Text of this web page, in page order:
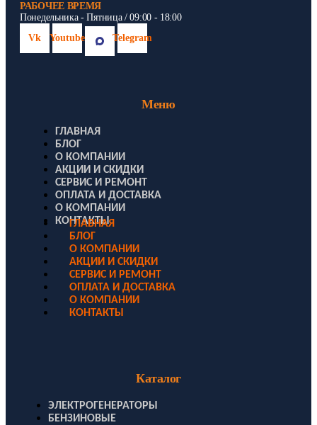
РАБОЧЕЕ ВРЕМЯ
Понедельника - Пятница / 09:00 - 18:00
Vk
Youtube Telegram
Меню
ГЛАВНАЯ
БЛОГ
О КОМПАНИИ
АКЦИИ И СКИДКИ
СЕРВИС И РЕМОНТ
ОПЛАТА И ДОСТАВКА
О КОМПАНИИ
КОНТАКТЫ
ГЛАВНАЯ
БЛОГ
О КОМПАНИИ
АКЦИИ И СКИДКИ
СЕРВИС И РЕМОНТ
ОПЛАТА И ДОСТАВКА
О КОМПАНИИ
КОНТАКТЫ
Каталог
ЭЛЕКТРОГЕНЕРАТОРЫ
БЕНЗИНОВЫЕ